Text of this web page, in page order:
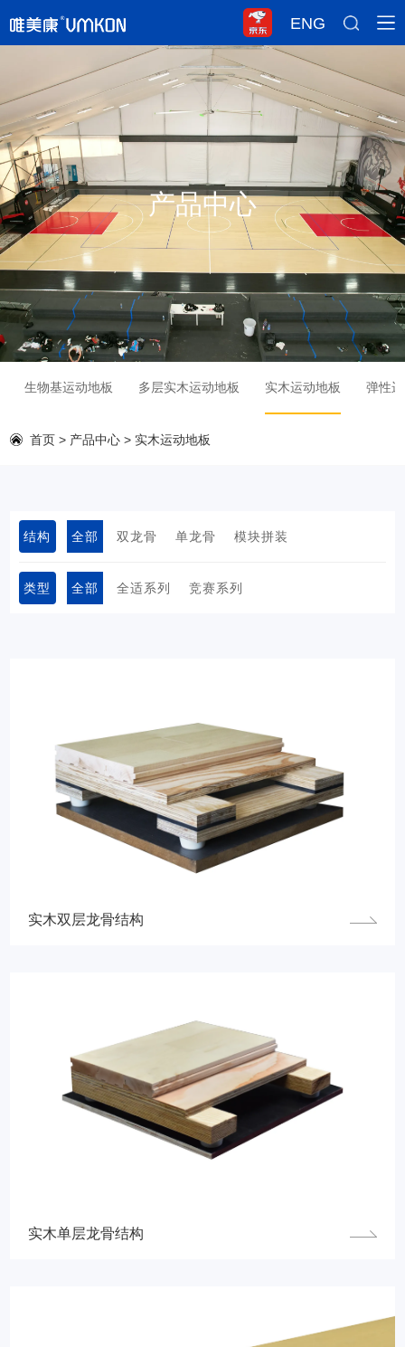
ENG
产品中心
生物基运动地板 多层实木运动地板 实木运动地板 弹性
首页 > 产品中心 > 实木运动地板
结构
系统
全部 双龙骨 单龙骨 模块拼装
类型 全部 全适系列 竞赛系列
实木双层龙骨结构
实木单层龙骨结构